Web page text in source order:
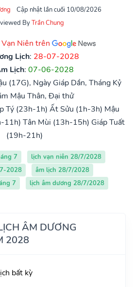
Cập nhật lần cuối 10/08/2026
ByTrần Chung
Niên trên
Lịch: 28-07-2028
Lịch: 07-06-2028
(17G), Ngày Giáp Dần, Tháng Kỷ
Mậu Thân, Đại thử
Tý (23h-1h) Ất Sửu (1h-3h) Mậu
11h) Tân Mùi (13h-15h) Giáp Tuất
(19h-21h)
7
lịch vạn niên 28/7/2028
2028
âm lịch 28/7/2028
7
lịch âm dương 28/7/2028
ÂM DƯƠNG
2028
bất kỳ